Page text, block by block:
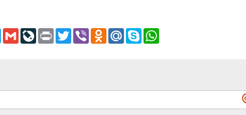
Telegram
GmailLiveJournal
Print TwitterViber Odnoklassniki
Mail.RuSkypeWhatsApp